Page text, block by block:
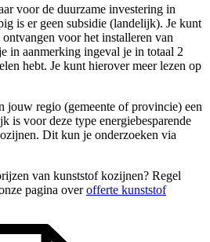
voor de duurzame investering in
is er geen subsidie (landelijk). Je kunt
voor het installeren van
in aanmerking ingeval je in totaal 2
hebt. Je kunt hierover meer lezen op
jouw regio (gemeente of provincie) een
is voor deze type energiebesparende
Dit kun je onderzoeken via
van kunststof kozijnen? Regel
pagina overofferte kunststof